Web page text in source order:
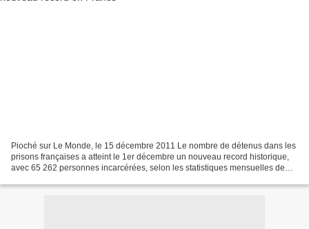
Pioché sur Le Monde, le 15 décembre 2011 Le nombre de détenus dans les
prisons françaises a atteint le 1er décembre un nouveau record historique,
avec 65 262 personnes incarcérées, selon les statistiques mensuelles de